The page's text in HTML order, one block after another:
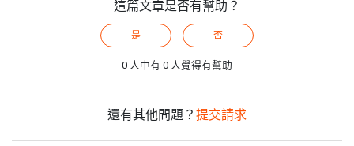
這篇文章是否有幫助？
是 否
0 人中有 0 人覺得有幫助
還有其他問題？ 提交請求